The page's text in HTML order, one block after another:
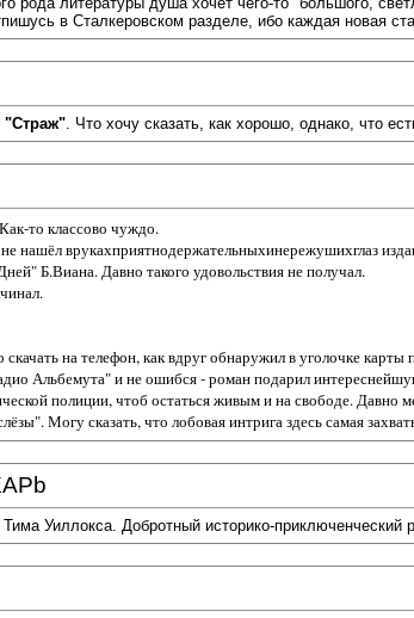
в Сталкеровском разделе, ибо каждая новая
"Страж". Что хочу сказать, как хорошо, однако, что
то классово чуждо.
нашёл врукахприятнодержательныхинережушихглаз
Б.Виана. Давно такого удовольствия не получал.
на телефон, как вдруг обнаружил в уголочке
Альбемута" и не ошибся - роман подарил
полиции, чтоб остаться живым и на свободе. Давно
Могу сказать, что лобовая интрига здесь самая
Уиллокса. Добротный историко-